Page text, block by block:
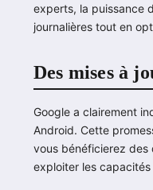
experts, la puissance
journalières tout en
Des mises à
Google a clairement
Android. Cette
vous bénéficierez des
exploiter les capacités